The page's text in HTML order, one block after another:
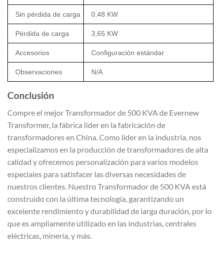
Sin pérdida de carga 0,48 KW
Pérdida de carga 3,65 KW
Accesorios Configuración estándar
Observaciones N/A
Conclusión
Compre el mejor Transformador de 500 KVA de Evernew
Transformer, la fábrica líder en la fabricación de
transformadores en China. Como líder en la industria, nos
especializamos en la producción de transformadores de alta
calidad y ofrecemos personalización para varios modelos
especiales para satisfacer las diversas necesidades de
nuestros clientes. Nuestro Transformador de 500 KVA está
construido con la última tecnología, garantizando un
excelente rendimiento y durabilidad de larga duración, por lo
que es ampliamente utilizado en las industrias, centrales
eléctricas, minería, y más.